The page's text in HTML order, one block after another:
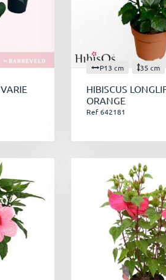
P13 cm 35 cm
HIBISCUS
ORANGE
Ref 642181